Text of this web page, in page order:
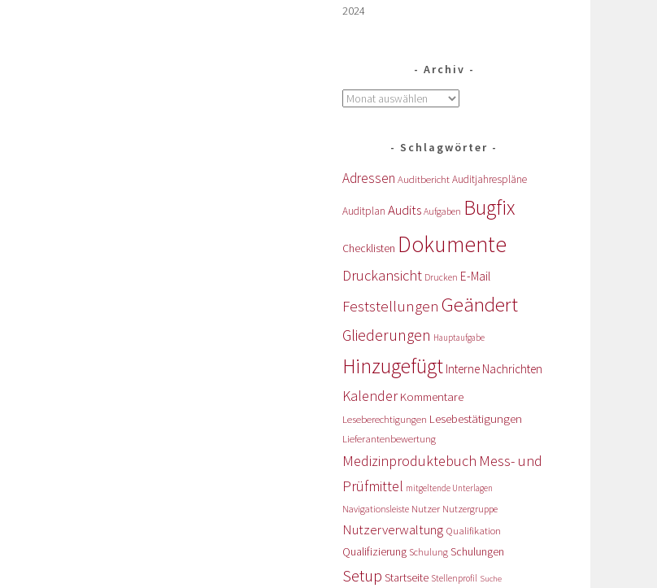
2024
Archiv
Schlagwörter
Adressen AuditberichtAuditjahrespläne
Auditplan Audits Aufgaben Bugfix
Checklisten Dokumente
Druckansicht Drucken E-Mail
Feststellungen Geändert
Gliederungen Hauptaufgabe
Hinzugefügt Interne Nachrichten
Kalender Kommentare
Leseberechtigungen Lesebestätigungen
Lieferantenbewertung
Medizinproduktebuch Mess- und
Prüfmittel mitgeltende Unterlagen
Navigationsleiste Nutzer Nutzergruppe
Nutzerverwaltung Qualifikation
Qualifizierung Schulung Schulungen
Setup Startseite Stellenprofil Suche